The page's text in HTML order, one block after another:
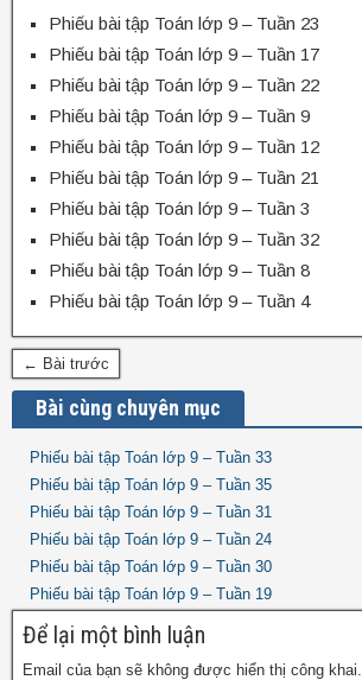
Phiếu bài tập Toán lớp 9 – Tuần 23
Phiếu bài tập Toán lớp 9 – Tuần 17
Phiếu bài tập Toán lớp 9 – Tuần 22
Phiếu bài tập Toán lớp 9 – Tuần 9
Phiếu bài tập Toán lớp 9 – Tuần 12
Phiếu bài tập Toán lớp 9 – Tuần 21
Phiếu bài tập Toán lớp 9 – Tuần 3
Phiếu bài tập Toán lớp 9 – Tuần 32
Phiếu bài tập Toán lớp 9 – Tuần 8
Phiếu bài tập Toán lớp 9 – Tuần 4
← Bài trước
Bài cùng chuyên mục
Phiếu bài tập Toán lớp 9 – Tuần 33
Phiếu bài tập Toán lớp 9 – Tuần 35
Phiếu bài tập Toán lớp 9 – Tuần 31
Phiếu bài tập Toán lớp 9 – Tuần 24
Phiếu bài tập Toán lớp 9 – Tuần 30
Phiếu bài tập Toán lớp 9 – Tuần 19
Để lại một bình luận
Email của bạn sẽ không được hiển thị công khai.